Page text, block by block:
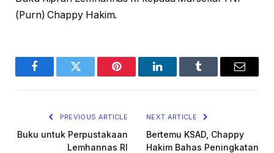
(Purn) Chappy Hakim.
FacebookTwitter Pinterest LinkedInTumblr Email
PREVIOUS ARTICLE
Buku untuk Perpustakaan
Lemhannas RI
NEXT ARTICLE
Bertemu KSAD, Chappy
Hakim Bahas Peningkatan